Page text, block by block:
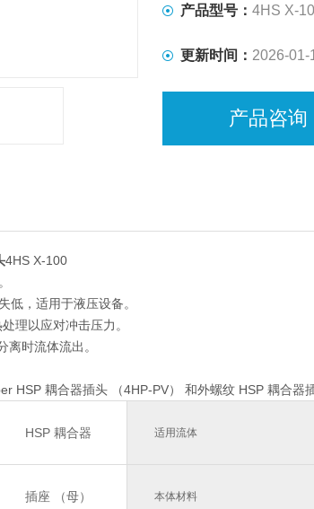
产品型号：4HS X-
更新时间： 2026-01-
产品咨询
4HS X-100
低，适用于液压设备。
理以应对冲击压力。
离时流体流出。
HSP 耦合器插头 （4HP-PV） 和外螺纹 HSP 耦合器
HSP 耦合器 适用流体
插座 （母） 本体材料